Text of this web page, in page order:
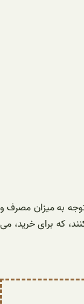
به میزان مصرف و
که برای خرید، می